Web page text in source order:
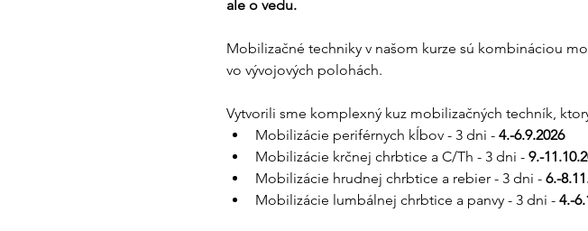
ale o vedu.
Mobilizačné techniky v našom kurze sú kombináciou
vo vývojových polohách.
Vytvorili sme komplexný kuz mobilizačných techník,
Mobilizácie periférnych kĺbov - 3 dni - 4.-6.9.2026
Mobilizácie krčnej chrbtice a C/Th - 3 dni - 9.-
Mobilizácie hrudnej chrbtice a rebier - 3 dni - 6.-
Mobilizácie lumbálnej chrbtice a panvy - 3 dni - 4.-